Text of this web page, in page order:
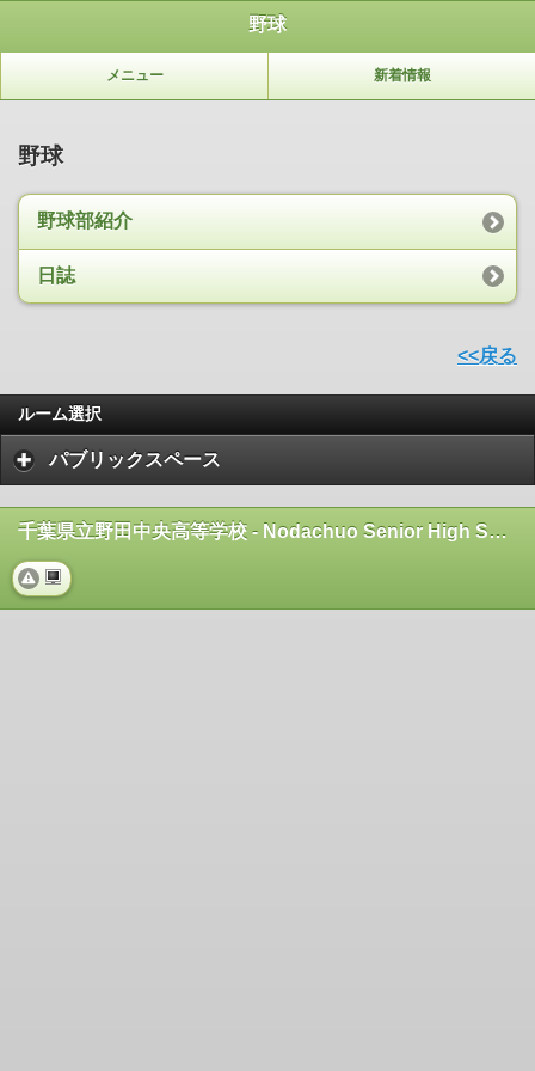
野球
メニュー 新着情報
野球
野球部紹介
日誌
<<戻る
ルーム選択
パブリックスペース
千葉県立野田中央高等学校 - Nodachuo Senior High School